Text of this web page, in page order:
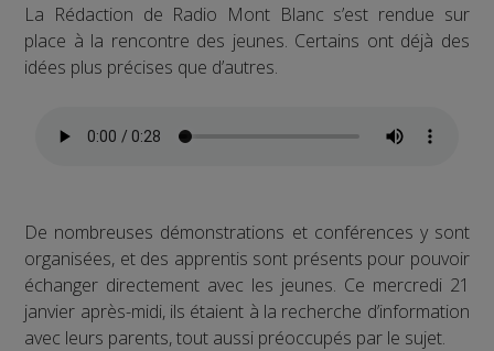
La Rédaction de Radio Mont Blanc s’est rendue sur
place à la rencontre des jeunes. Certains ont déjà des
idées plus précises que d’autres.
De nombreuses démonstrations et conférences y sont
organisées, et des apprentis sont présents pour pouvoir
échanger directement avec les jeunes. Ce mercredi 21
janvier après-midi, ils étaient à la recherche d’information
avec leurs parents, tout aussi préoccupés par le sujet.